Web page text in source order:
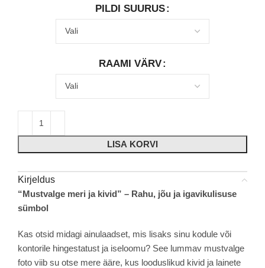
PILDI SUURUS
RAAMI VÄRV
LISA KORVI
Kirjeldus
“Mustvalge meri ja kivid” – Rahu, jõu ja igavikulisuse
sümbol
Kas otsid midagi ainulaadset, mis lisaks sinu kodule või
kontorile hingestatust ja iseloomu? See lummav mustvalge
foto viib su otse mere ääre, kus looduslikud kivid ja lainete